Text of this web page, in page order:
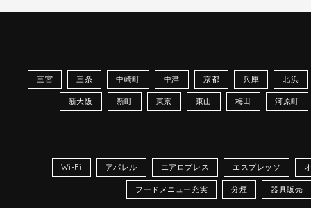
三宮 三条 中崎町 中津 京都 兵庫 北浜
新大阪 新町 東京 東山 梅田 河原町
Wi-Fi アパレル エアロプレス エスプレッソ
フードメニュー充実 分煙 器具販売